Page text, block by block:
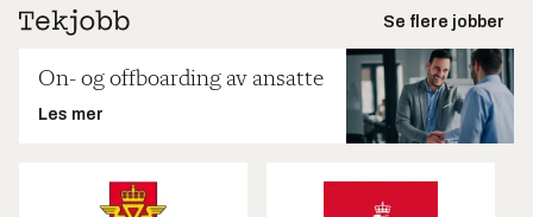
Se flere jobber
On- og offboarding av ansatte
Les mer